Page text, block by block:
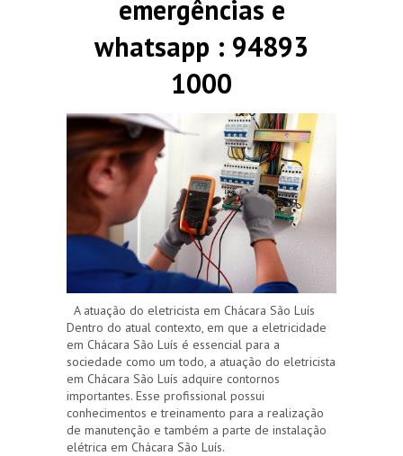
emergências e
whatsapp : 94893
1000
A atuação do eletricista em Chácara São Luís
Dentro do atual contexto, em que a eletricidade
em Chácara São Luís é essencial para a
sociedade como um todo, a atuação do eletricista
em Chácara São Luís adquire contornos
importantes. Esse profissional possui
conhecimentos e treinamento para a realização
de manutenção e também a parte de instalação
elétrica em Chácara São Luís.